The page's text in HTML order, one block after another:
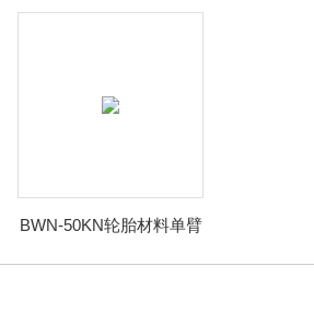
BWN-50KN轮胎材料单臂